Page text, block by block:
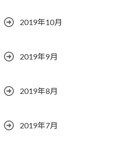
2019年10月
2019年9月
2019年8月
2019年7月